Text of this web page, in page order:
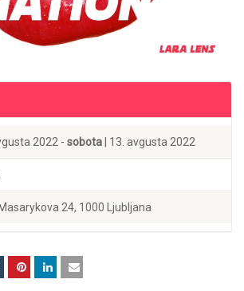
2022 - sobota | 13. avgusta 2022
24, 1000 Ljubljana